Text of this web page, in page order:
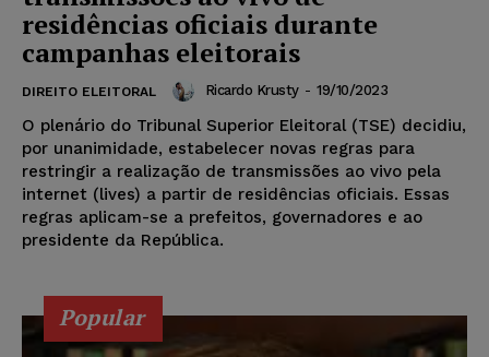
residências oficiais durante
campanhas eleitorais
DIREITO ELEITORAL Ricardo Krusty - 19/10/2023
O plenário do Tribunal Superior Eleitoral (TSE) decidiu,
por unanimidade, estabelecer novas regras para
restringir a realização de transmissões ao vivo pela
internet (lives) a partir de residências oficiais. Essas
regras aplicam-se a prefeitos, governadores e ao
presidente da República.
Popular